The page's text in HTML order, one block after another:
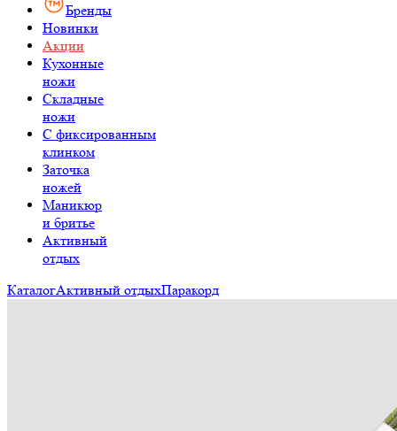
Бренды
Новинки
Акции
Кухонные
ножи
Складные
ножи
C фиксированным
клинком
Заточка
ножей
Маникюр
и бритье
Активный
отдых
КаталогАктивный отдыхПаракорд